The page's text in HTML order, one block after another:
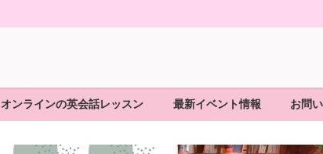
オンラインの英会話レッスン 最新イベント情報 お問